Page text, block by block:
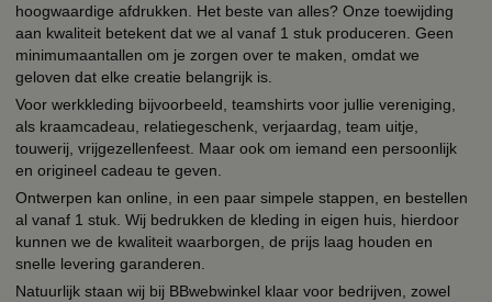
hoogwaardige afdrukken. Het beste van alles? Onze toewijding
aan kwaliteit betekent dat we al vanaf 1 stuk produceren. Geen
minimumaantallen om je zorgen over te maken, omdat we
geloven dat elke creatie belangrijk is.
Voor werkkleding bijvoorbeeld, teamshirts voor jullie vereniging,
als kraamcadeau, relatiegeschenk, verjaardag, team uitje,
touwerij, vrijgezellenfeest. Maar ook om iemand een persoonlijk
en origineel cadeau te geven.
Ontwerpen kan online, in een paar simpele stappen, en bestellen
al vanaf 1 stuk. Wij bedrukken de kleding in eigen huis, hierdoor
kunnen we de kwaliteit waarborgen, de prijs laag houden en
snelle levering garanderen.
Natuurlijk staan wij bij BBwebwinkel klaar voor bedrijven, zowel